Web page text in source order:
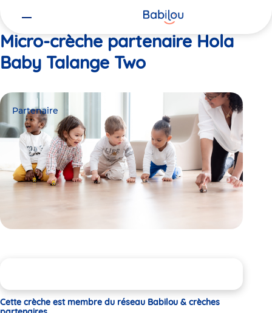
Micro-crèche partenaire Hola
Baby Talange Two
Partenaire
Cette crèche est membre du réseau Babilou & crèches